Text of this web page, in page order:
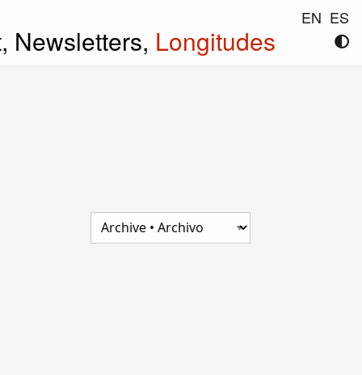
EN ES
Newsletters, Longitudes